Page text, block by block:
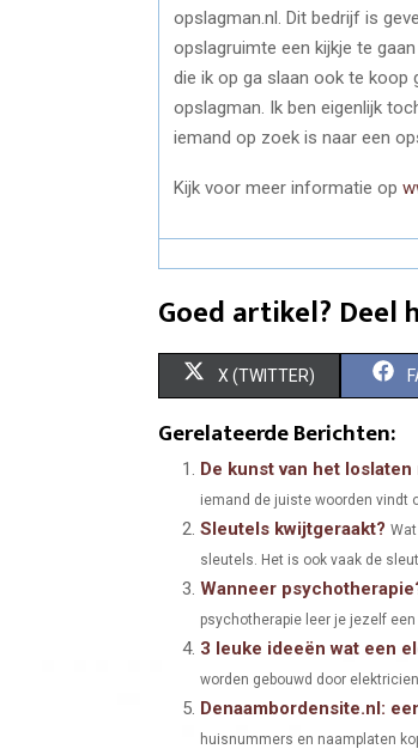
opslagman.nl. Dit bedrijf is
opslagruimte een kijkje te
die ik op ga slaan ook te koop
opslagman. Ik ben eigenlijk
iemand op zoek is naar een
Kijk voor meer informatie op
Goed artikel? Deel
S
R
O
N
X (TWITTER) S
R
O
Gerelateerde Berichten:
De kunst van het
iemand de juiste woorden vindt
Sleutels kwijtgeraakt?
sleutels. Het is ook vaak de
Wanneer
psychotherapie leer je jezelf een
3 leuke ideeën wat een
worden gebouwd door
Denaambordensite.nl:
huisnummers en naamplaten